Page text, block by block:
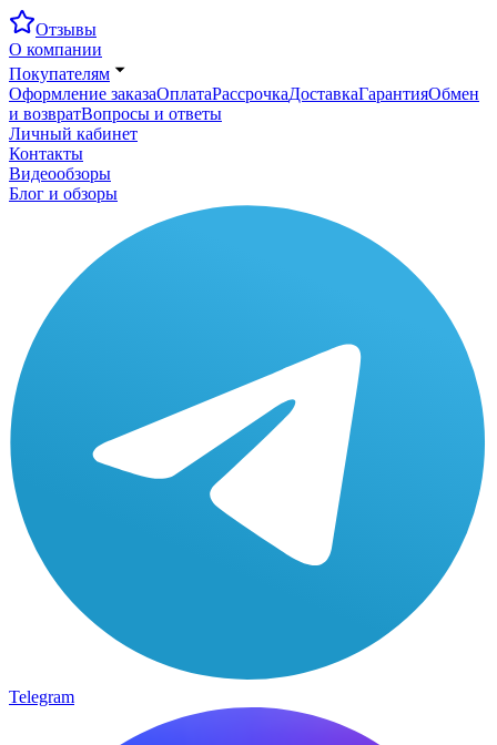
Отзывы
О компании
Покупателям
Оформление заказаОплатаРассрочкаДоставкаГарантияОбмен
и возвратВопросы и ответы
Личный кабинет
Контакты
Видеообзоры
Блог и обзоры
Telegram